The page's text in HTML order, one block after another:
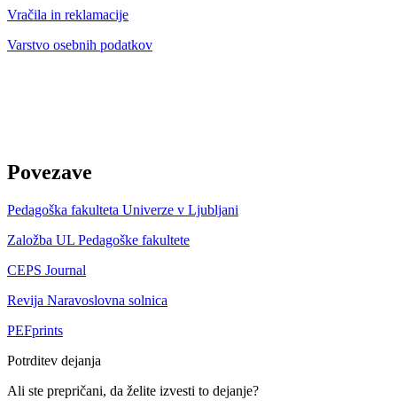
Vračila in reklamacije
Varstvo osebnih podatkov
Povezave
Pedagoška fakulteta Univerze v Ljubljani
Založba UL Pedagoške fakultete
CEPS Journal
Revija Naravoslovna solnica
PEFprints
Potrditev dejanja
Ali ste prepričani, da želite izvesti to dejanje?